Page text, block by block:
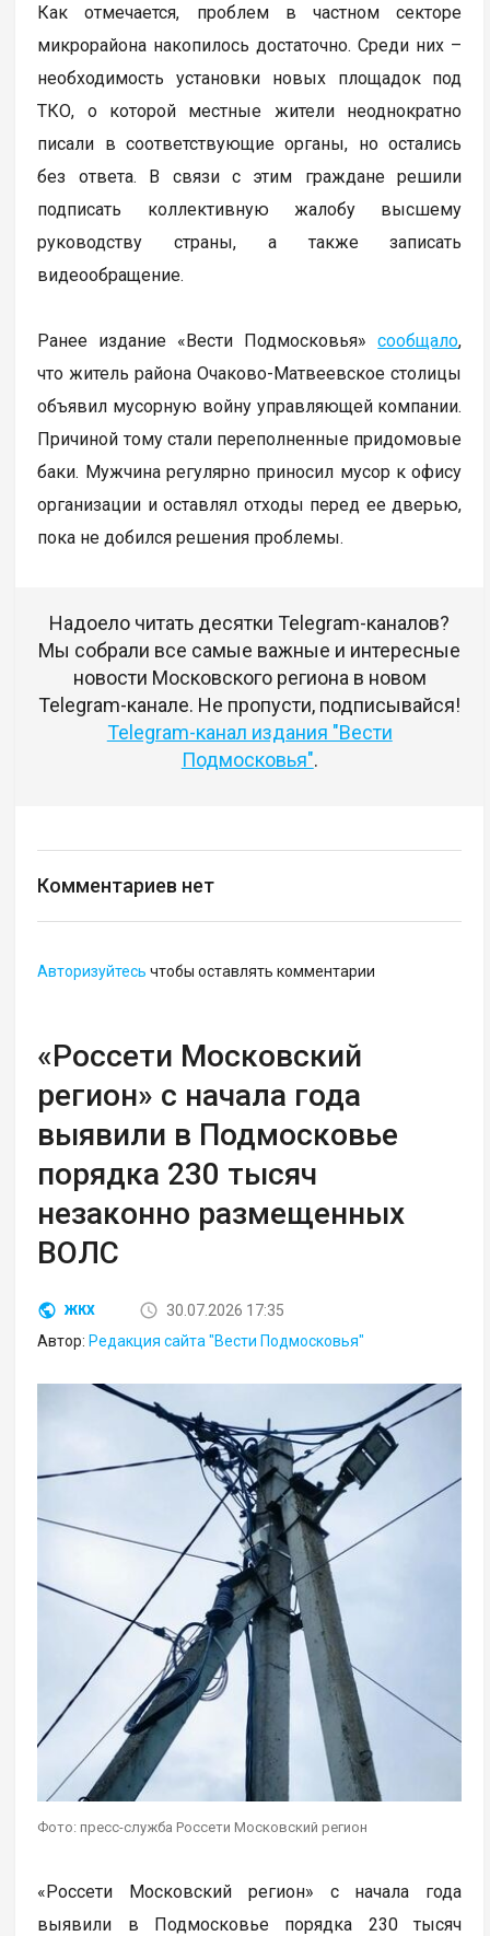
Как отмечается, проблем в частном секторе
микрорайона накопилось достаточно. Среди них –
необходимость установки новых площадок под
ТКО, о которой местные жители неоднократно
писали в соответствующие органы, но остались
без ответа. В связи с этим граждане решили
подписать коллективную жалобу высшему
руководству страны, а также записать
видеообращение.
Ранее издание «Вести Подмосковья»сообщало,
что житель района Очаково-Матвеевское столицы
объявил мусорную войну управляющей компании.
Причиной тому стали переполненные придомовые
баки. Мужчина регулярно приносил мусор к офису
организации и оставлял отходы перед ее дверью,
пока не добился решения проблемы.
Надоело читать десятки Telegram-каналов?
Мы собрали все самые важные и интересные
новости Московского региона в новом
Telegram-канале. Не пропусти, подписывайся!
Telegram-канал издания "Вести
Подмосковья".
Комментариев нет
Авторизуйтесь чтобы оставлять комментарии
«Россети Московский
регион» с начала года
выявили в Подмосковье
порядка 230 тысяч
незаконно размещенных
ВОЛС
ЖКХ
30.07.2026 17:35
Автор:Редакция сайта "Вести Подмосковья"
Фото: пресс-служба Россети Московский регион
«Россети Московский регион» с начала года
выявили в Подмосковье порядка 230 тысяч